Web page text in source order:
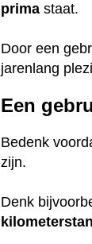
prima staat.
Door een
jarenlang
Een
Bedenk
zijn.
Denk